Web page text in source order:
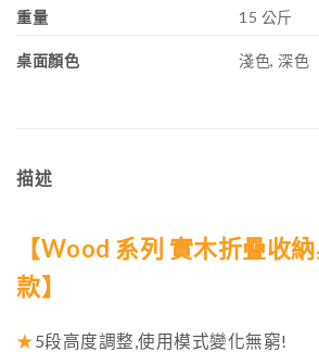
重量 15 公斤
桌面顏色 淺色, 深色
描述
【Wood 系列 實木折疊收
款】
★5段高度調整,使用模式變化無窮!